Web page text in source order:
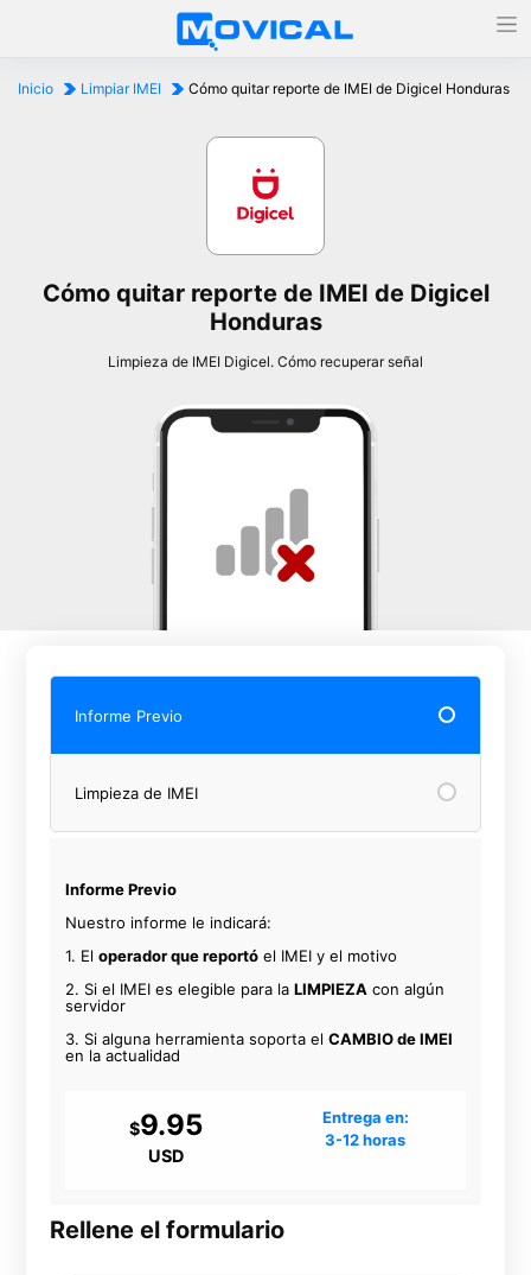
Inicio Limpiar IMEI Cómo quitar reporte de IMEI de Digicel Honduras
Cómo quitar reporte de IMEI de Digicel
Honduras
Limpieza de IMEI Digicel. Cómo recuperar señal
Informe Previo
Limpieza de IMEI
$9.95
USD
Entrega en:
3-12 horas
Informe Previo
Nuestro informe le indicará:
1. Eloperador que reportó el IMEI y el motivo
2. Si el IMEI es elegible para laLIMPIEZA con algún
servidor
3. Si alguna herramienta soporta elCAMBIO de IMEI
en la actualidad
Rellene el formulario